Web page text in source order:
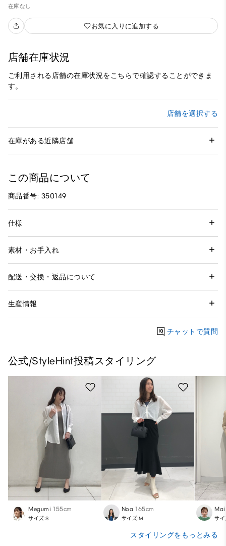
在庫なし
お気に入りに追加する
店舗在庫状況
ご利用される店舗の在庫状況をこちらで確認することができま
す。
店舗を選択する
在庫がある近隣店舗
この商品について
商品番号: 350149
仕様
素材・お手入れ
配送・交換・返品について
生産情報
チャットで質問
公式/StyleHint投稿スタイリング
Megumi 155cm
サイズ:S
Noa 165cm
サイズ:M
Mai
サ
スタイリングをもっとみる